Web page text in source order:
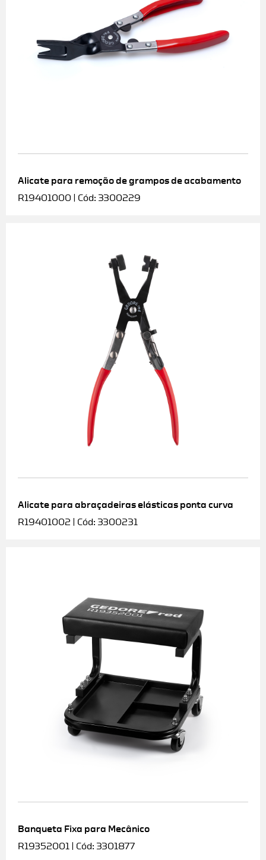
Alicate para remoção de grampos de acabamento
R19401000 | Cód: 3300229
Alicate para abraçadeiras elásticas ponta curva
R19401002 | Cód: 3300231
Banqueta Fixa para Mecânico
R19352001 | Cód: 3301877